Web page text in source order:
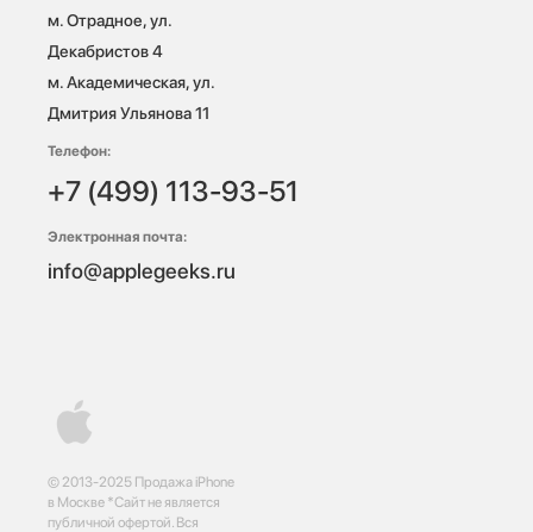
© 2013-2025 Продажа iPhone
в Москве *Сайт не является
публичной офертой. Вся
м. Отрадное, ул.
Декабристов 4
м. Академическая, ул.
Дмитрия Ульянова 11
Телефон:
+7 (499) 113-93-51
Электронная почта:
info@applegeeks.ru